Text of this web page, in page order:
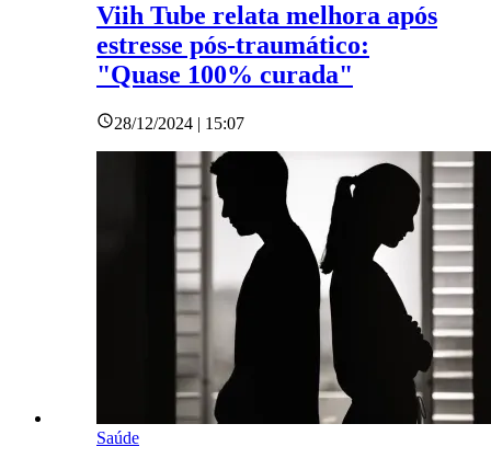
Viih Tube relata melhora após
estresse pós-traumático:
"Quase 100% curada"
28/12/2024 | 15:07
Saúde